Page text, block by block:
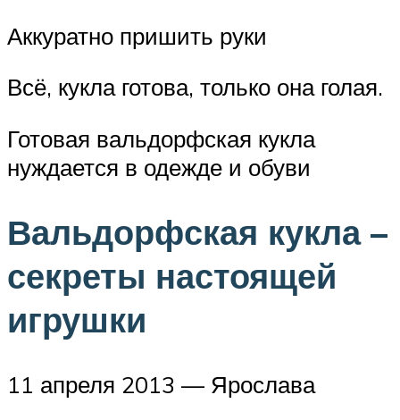
Аккуратно пришить руки
Всё, кукла готова, только она голая.
Готовая вальдорфская кукла
нуждается в одежде и обуви
Вальдорфская кукла –
секреты настоящей
игрушки
11 апреля 2013 — Ярослава